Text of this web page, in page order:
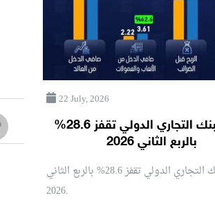
22 July, 2026
أرباح البنك التجاري الدولي تقفز 28.6%
بالربع الثاني 2026
أرباح البنك التجاري الدولي تقفز 28.6% بالربع الثاني
2026.